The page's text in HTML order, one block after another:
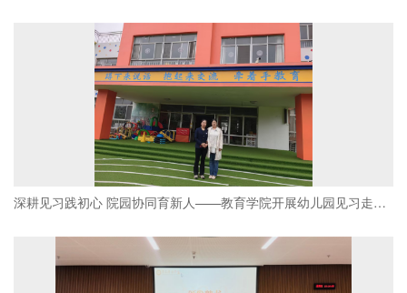
深耕见习践初心 院园协同育新人——教育学院开展幼儿园见习走访暨访企拓岗活动